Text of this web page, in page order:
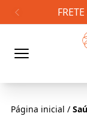
Página inicial /